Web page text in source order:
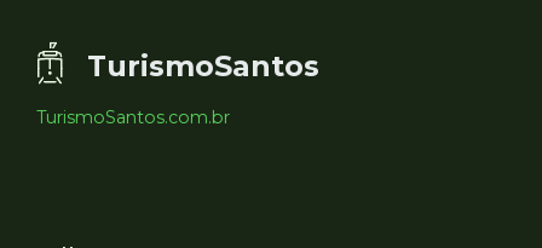
TurismoSantos
TurismoSantos.com.br